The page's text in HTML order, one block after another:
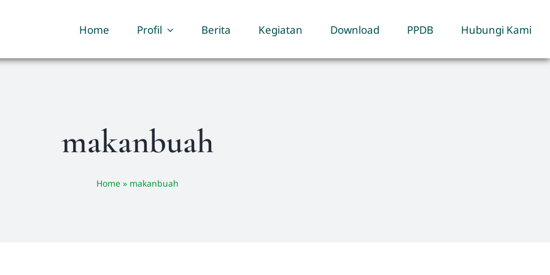
Home Profil Berita Kegiatan Download PPDB Hubungi Kami
makanbuah
Home » makanbuah